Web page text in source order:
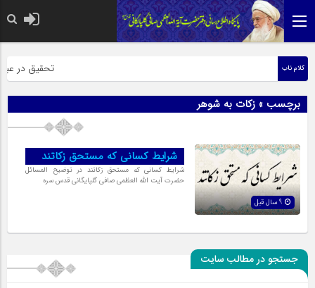
کلام ناب تحقیق در
برچسب » زکات به شوهر
شرایط کسانى که مستحق زکاتند
شرایط کسانى که مستحق زکاتند در توضیح المسائل
حضرت آیت الله العظمی صافی گلپایگانی قدس سره
جستجو در مطالب سایت